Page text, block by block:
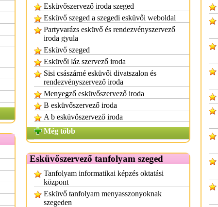
Esküvőszervező iroda szeged
Esküvő szeged a szegedi esküvői weboldal
Partyvarázs esküvő és rendezvényszervező
iroda gyula
Esküvő szeged
Esküvői láz szervező iroda
Sisi császárné esküvői divatszalon és
rendezvényszervező iroda
Menyegző esküvőszervező iroda
B esküvőszervező iroda
A b esküvőszervező iroda
Még több
Esküvőszervező tanfolyam szeged
Tanfolyam informatikai képzés oktatási
központ
Esküvő tanfolyam menyasszonyoknak
szegeden